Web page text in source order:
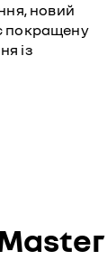
новий
покращену
із